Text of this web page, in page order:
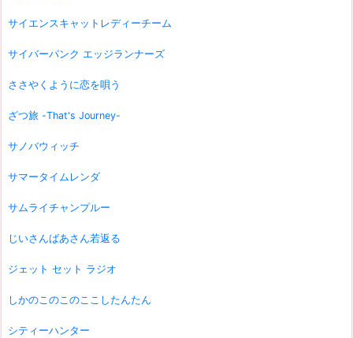
サイエンスキャットレディーチーム
サイバーパンク エッジランナーズ
ささやくように恋を唄う
ざつ旅 -That's Journey-
サノバウィッチ
サマータイムレンダ
サムライチャンプルー
じいさんばあさん若返る
ジェット セット ラジオ
しかのこのこのここしたんたん
シティーハンター